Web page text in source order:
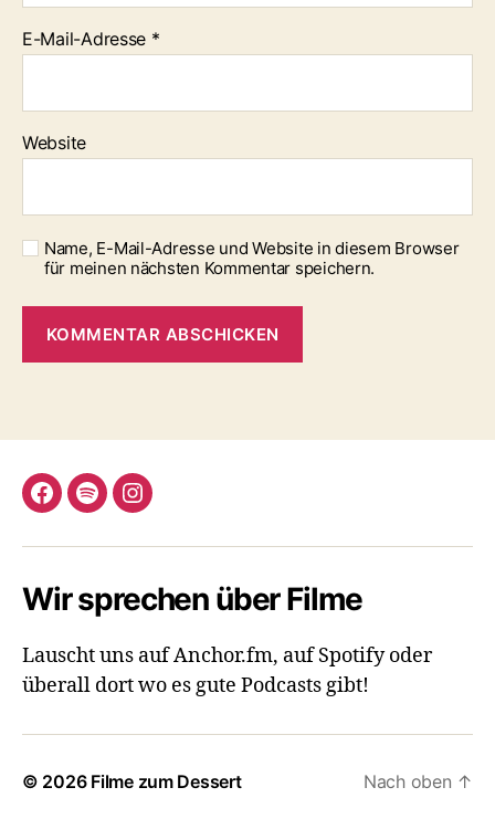
E-Mail-Adresse *
Website
Name, E-Mail-Adresse und Website in diesem Browser
für meinen nächsten Kommentar speichern.
Facebook
SpotifyInstagram
Wir sprechen über Filme
Lauscht uns auf Anchor.fm, auf Spotify oder
überall dort wo es gute Podcasts gibt!
© 2026 Filme zum Dessert Nach oben ↑